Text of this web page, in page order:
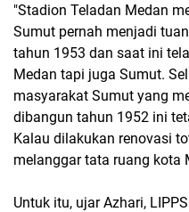
"Stadion Teladan Medan
Sumut pernah menjadi
tahun 1953 dan saat ini
Medan tapi juga Sumut.
masyarakat Sumut yang
dibangun tahun 1952 ini
Kalau dilakukan renovasi
melanggar tata ruang kota
Untuk itu, ujar Azhari,